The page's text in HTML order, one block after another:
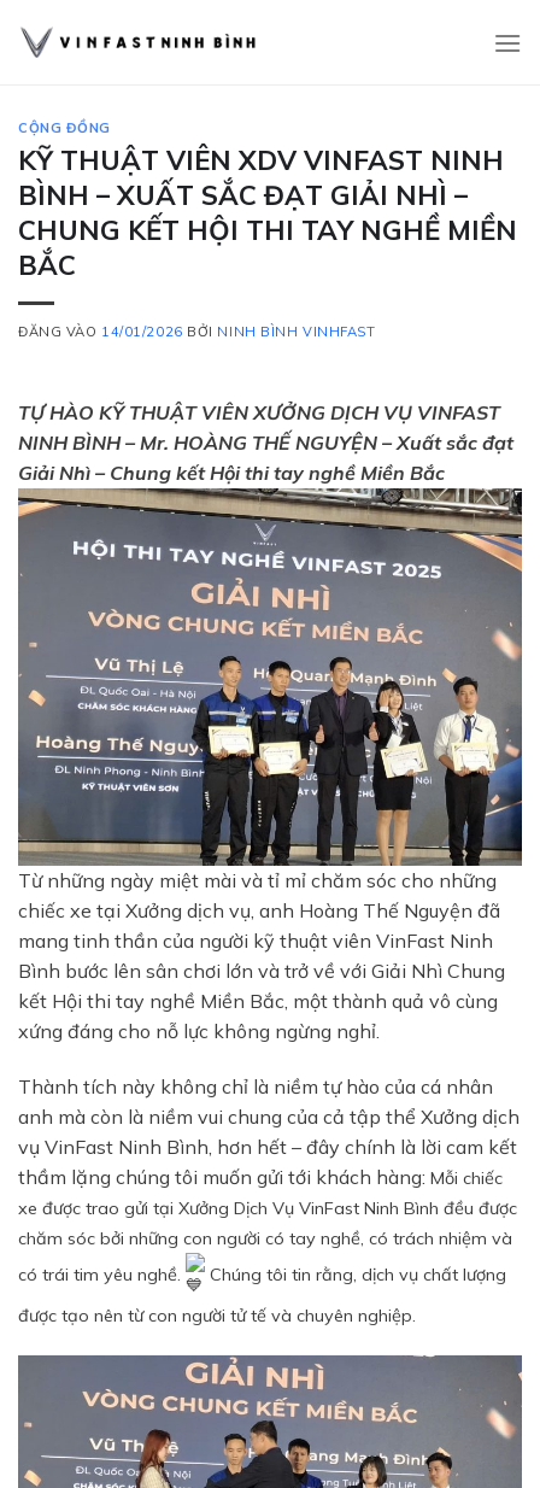
qua
CỘNG ĐỒNG
KỸ THUẬT VIÊN XDV VINFAST NINH
BÌNH – XUẤT SẮC ĐẠT GIẢI NHÌ –
CHUNG KẾT HỘI THI TAY NGHỀ MIỀN
BẮC
ĐĂNG VÀO 14/01/2026 BỞI NINH BÌNH VINHFAST
TỰ HÀO KỸ THUẬT VIÊN XƯỞNG DỊCH VỤ VINFAST
NINH BÌNH – Mr. HOÀNG THẾ NGUYỆN – Xuất sắc đạt
Giải Nhì – Chung kết Hội thi tay nghề Miền Bắc
Từ những ngày miệt mài và tỉ mỉ chăm sóc cho những
chiếc xe tại Xưởng dịch vụ, anh Hoàng Thế Nguyện đã
mang tinh thần của người kỹ thuật viên VinFast Ninh
Bình bước lên sân chơi lớn và trở về với Giải Nhì Chung
kết Hội thi tay nghề Miền Bắc, một thành quả vô cùng
xứng đáng cho nỗ lực không ngừng nghỉ.
Thành tích này không chỉ là niềm tự hào của cá nhân
anh mà còn là niềm vui chung của cả tập thể Xưởng dịch
vụ VinFast Ninh Bình, hơn hết – đây chính là lời cam kết
thầm lặng chúng tôi muốn gửi tới khách hàng: Mỗi chiếc
xe được trao gửi tại Xưởng Dịch Vụ VinFast Ninh Bình đều được
chăm sóc bởi những con người có tay nghề, có trách nhiệm và
có trái tim yêu nghề.
Chúng tôi tin rằng, dịch vụ chất lượng
được tạo nên từ con người tử tế và chuyên nghiệp.